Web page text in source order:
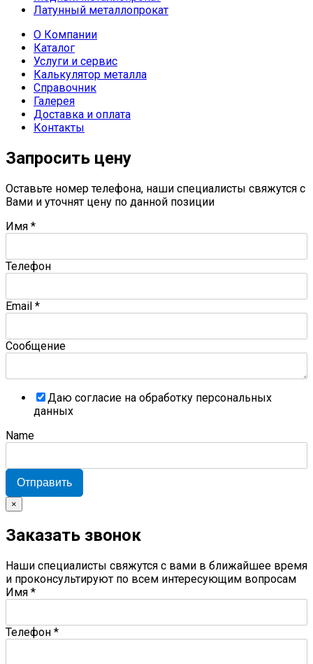
Латунный металлопрокат
О Компании
Каталог
Услуги и сервис
Калькулятор металла
Справочник
Галерея
Доставка и оплата
Контакты
Запросить цену
Оставьте номер телефона, наши специалисты свяжутся с
Вами и уточнят цену по данной позиции
Имя *
Телефон
Email *
Сообщение
Даю согласие на обработку персональных
данных
Name
Отправить
×
Заказать звонок
Наши специалисты свяжутся с вами в ближайшее время
и проконсультируют по всем интересующим вопросам
Имя *
Телефон *